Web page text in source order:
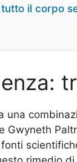
il corpo
una
Gwyneth